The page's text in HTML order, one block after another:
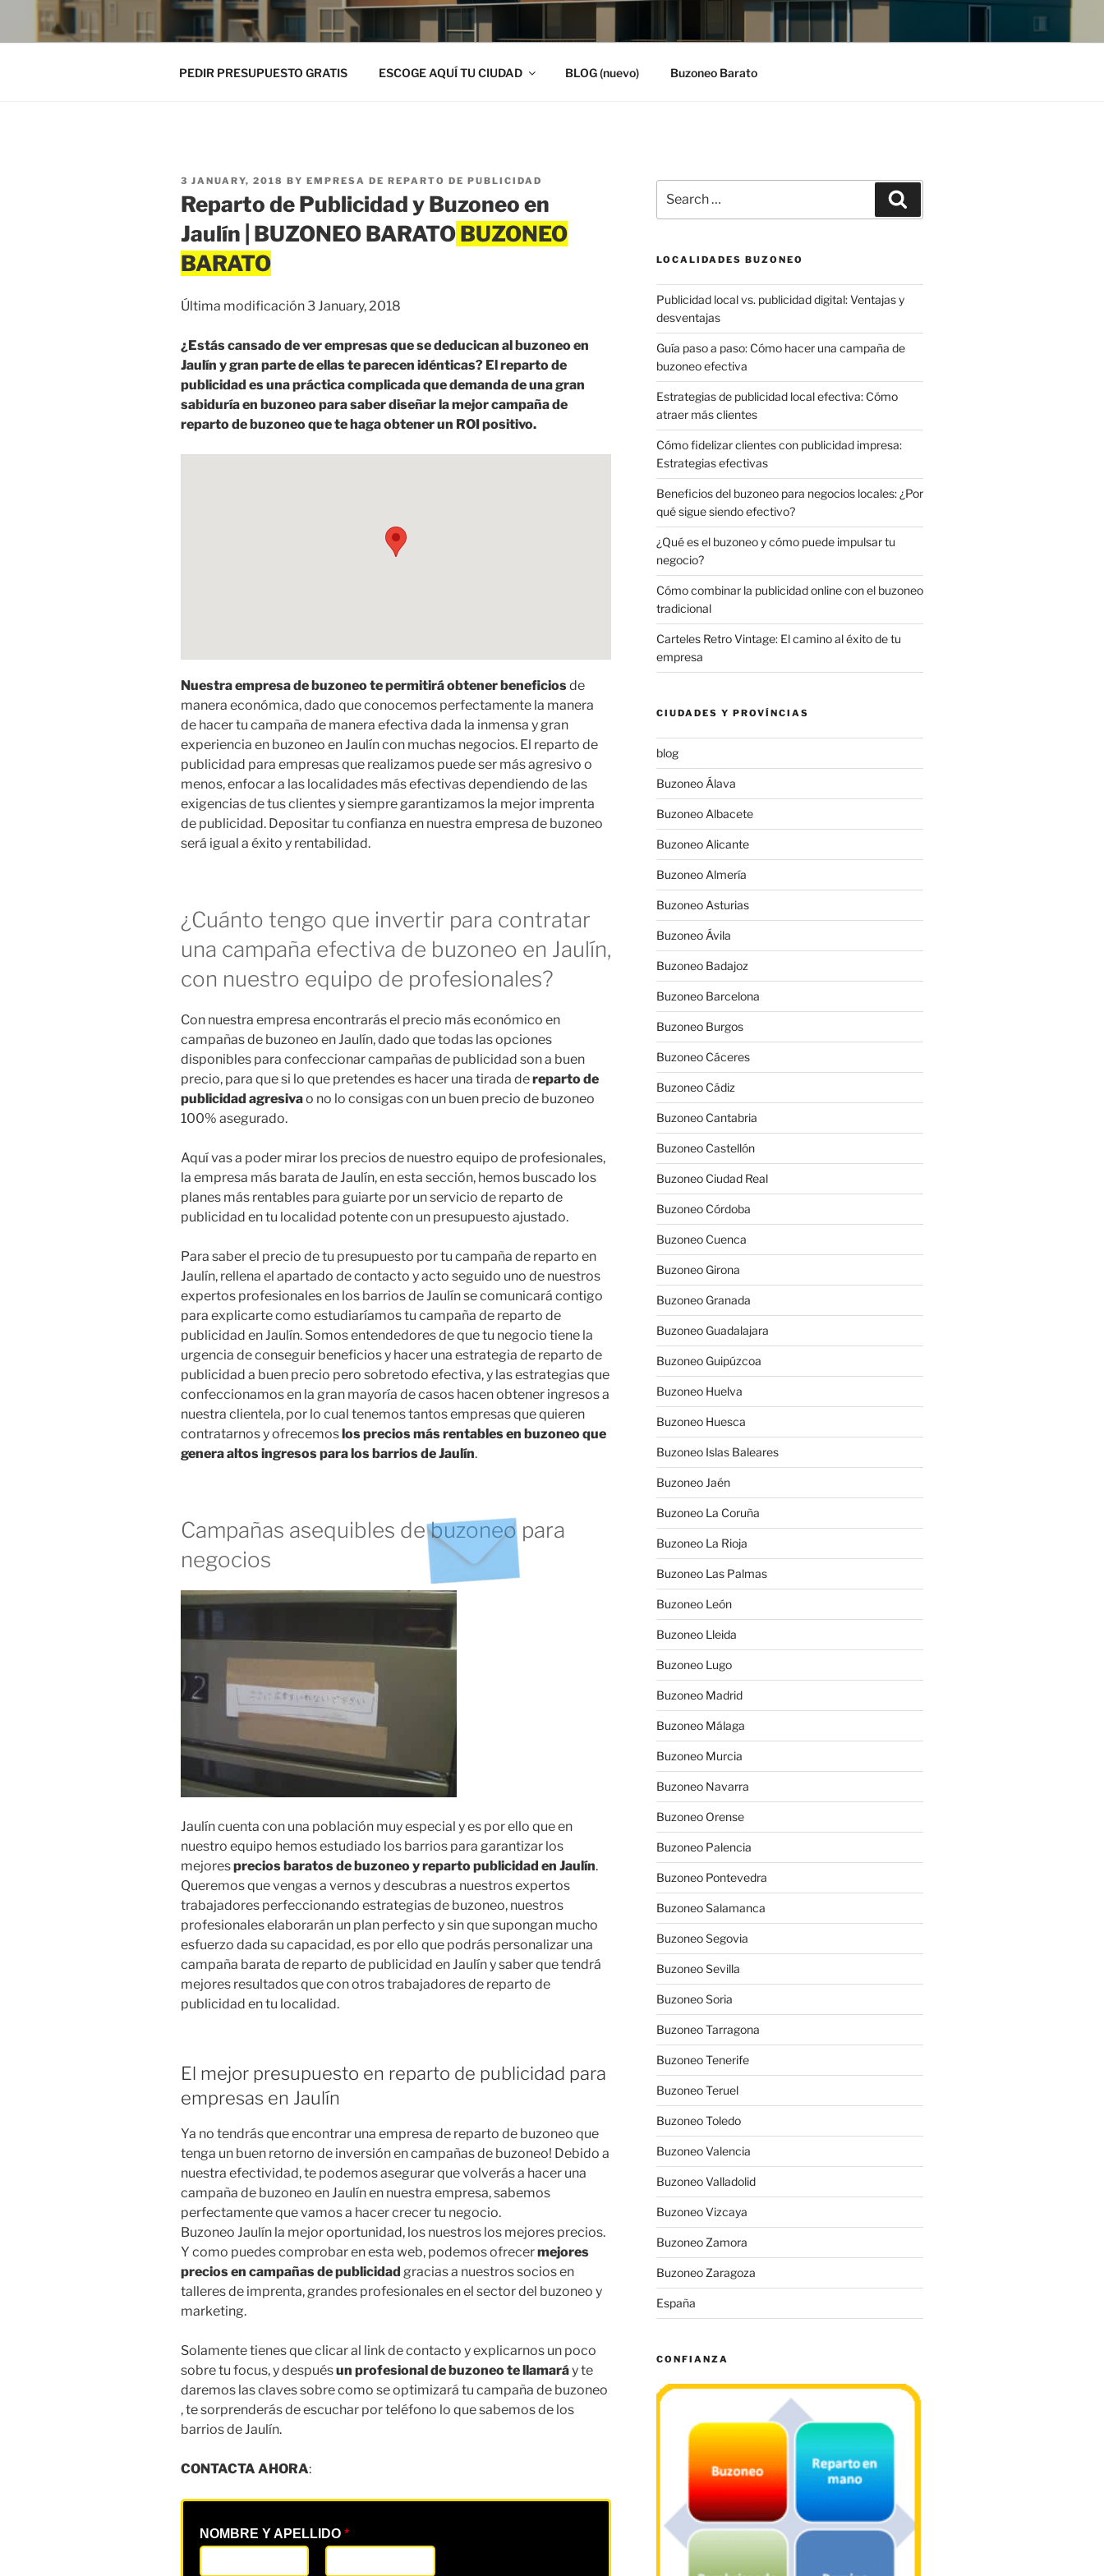
PEDIR PRESUPUESTO GRATIS ESCOGE AQUÍ TU CIUDAD BLOG (nuevo) Buzoneo Barato
POSTED
ON
3 JANUARY, 2018 BY EMPRESA DE REPARTO DE PUBLICIDAD
Reparto de Publicidad y Buzoneo en
Jaulín | BUZONEO BARATO
Última modificación 3 January, 2018
¿Estás cansado de ver empresas que se deducican al buzoneo en
Jaulín y gran parte de ellas te parecen idénticas? El reparto de
publicidad es una práctica complicada que demanda de una gran
sabiduría en buzoneo para saber diseñar la mejor campaña de
reparto de buzoneo que te haga obtener un ROI positivo.
Nuestra empresa de buzoneo te permitirá obtener beneficiosde
manera económica, dado que conocemos perfectamente la manera
de hacer tu campaña de manera efectiva dada la inmensa y gran
experiencia en buzoneo en Jaulín con muchas negocios. El reparto de
publicidad para empresas que realizamos puede ser más agresivo o
menos, enfocar a las localidades más efectivas dependiendo de las
exigencias de tus clientes y siempre garantizamos la mejor imprenta
de publicidad. Depositar tu confianza en nuestra empresa de buzoneo
será igual a éxito y rentabilidad.
¿Cuánto tengo que invertir para contratar
una campaña efectiva de buzoneo en Jaulín,
con nuestro equipo de profesionales?
Con nuestra empresa encontrarás el precio más económico en
campañas de buzoneo en Jaulín, dado que todas las opciones
disponibles para confeccionar campañas de publicidad son a buen
precio, para que si lo que pretendes es hacer una tirada dereparto de
publicidad agresivao no lo consigas con un buen precio de buzoneo
100% asegurado.
Aquí vas a poder mirar los precios de nuestro equipo de profesionales,
la empresa más barata de Jaulín, en esta sección, hemos buscado los
planes más rentables para guiarte por un servicio de reparto de
publicidad en tu localidad potente con un presupuesto ajustado.
Para saber el precio de tu presupuesto por tu campaña de reparto en
Jaulín, rellena el apartado de contacto y acto seguido uno de nuestros
expertos profesionales en los barrios de Jaulín se comunicará contigo
para explicarte como estudiaríamos tu campaña de reparto de
publicidad en Jaulín. Somos entendedores de que tu negocio tiene la
urgencia de conseguir beneficios y hacer una estrategia de reparto de
publicidad a buen precio pero sobretodo efectiva, y las estrategias que
confeccionamos en la gran mayoría de casos hacen obtener ingresos a
nuestra clientela, por lo cual tenemos tantos empresas que quieren
contratarnos y ofrecemoslos precios más rentables en buzoneo que
genera altos ingresos para los barrios de Jaulín.
Campañas asequibles de buzoneo para
negocios
Jaulín cuenta con una población muy especial y es por ello que en
nuestro equipo hemos estudiado los barrios para garantizar los
mejoresprecios baratos de buzoneo y reparto publicidad en Jaulín.
Queremos que vengas a vernos y descubras a nuestros expertos
trabajadores perfeccionando estrategias de buzoneo, nuestros
profesionales elaborarán un plan perfecto y sin que supongan mucho
esfuerzo dada su capacidad, es por ello que podrás personalizar una
campaña barata de reparto de publicidad en Jaulín y saber que tendrá
mejores resultados que con otros trabajadores de reparto de
publicidad en tu localidad.
El mejor presupuesto en reparto de publicidad para
empresas en Jaulín
Ya no tendrás que encontrar una empresa de reparto de buzoneo que
tenga un buen retorno de inversión en campañas de buzoneo! Debido a
nuestra efectividad, te podemos asegurar que volverás a hacer una
campaña de buzoneo en Jaulín en nuestra empresa, sabemos
perfectamente que vamos a hacer crecer tu negocio.
Buzoneo Jaulín la mejor oportunidad, los nuestros los mejores precios.
Y como puedes comprobar en esta web, podemos ofrecermejores
precios en campañas de publicidad gracias a nuestros socios en
talleres de imprenta, grandes profesionales en el sector del buzoneo y
marketing.
Solamente tienes que clicar al link de contacto y explicarnos un poco
sobre tu focus, y despuésun profesional de buzoneo te llamaráy te
daremos las claves sobre como se optimizará tu campaña de buzoneo
, te sorprenderás de escuchar por teléfono lo que sabemos de los
barrios de Jaulín.
CONTACTA AHORA:
NOMBRE Y APELLIDO *
for:
LOCALIDADES BUZONEO
Publicidad local vs. publicidad digital: Ventajas y
desventajas
Guía paso a paso: Cómo hacer una campaña de
buzoneo efectiva
Estrategias de publicidad local efectiva: Cómo
atraer más clientes
Cómo fidelizar clientes con publicidad impresa:
Estrategias efectivas
Beneficios del buzoneo para negocios locales: ¿Por
qué sigue siendo efectivo?
¿Qué es el buzoneo y cómo puede impulsar tu
negocio?
Cómo combinar la publicidad online con el buzoneo
tradicional
Carteles Retro Vintage: El camino al éxito de tu
empresa
CIUDADES Y PROVÍNCIAS
blog
Buzoneo Álava
Buzoneo Albacete
Buzoneo Alicante
Buzoneo Almería
Buzoneo Asturias
Buzoneo Ávila
Buzoneo Badajoz
Buzoneo Barcelona
Buzoneo Burgos
Buzoneo Cáceres
Buzoneo Cádiz
Buzoneo Cantabria
Buzoneo Castellón
Buzoneo Ciudad Real
Buzoneo Córdoba
Buzoneo Cuenca
Buzoneo Girona
Buzoneo Granada
Buzoneo Guadalajara
Buzoneo Guipúzcoa
Buzoneo Huelva
Buzoneo Huesca
Buzoneo Islas Baleares
Buzoneo Jaén
Buzoneo La Coruña
Buzoneo La Rioja
Buzoneo Las Palmas
Buzoneo León
Buzoneo Lleida
Buzoneo Lugo
Buzoneo Madrid
Buzoneo Málaga
Buzoneo Murcia
Buzoneo Navarra
Buzoneo Orense
Buzoneo Palencia
Buzoneo Pontevedra
Buzoneo Salamanca
Buzoneo Segovia
Buzoneo Sevilla
Buzoneo Soria
Buzoneo Tarragona
Buzoneo Tenerife
Buzoneo Teruel
Buzoneo Toledo
Buzoneo Valencia
Buzoneo Valladolid
Buzoneo Vizcaya
Buzoneo Zamora
Buzoneo Zaragoza
España
CONFIANZA